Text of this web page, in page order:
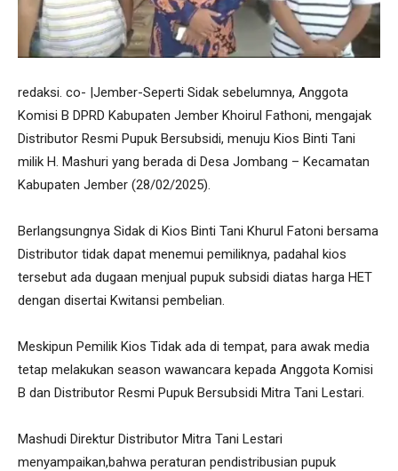
redaksi. co- |Jember-Seperti Sidak sebelumnya, Anggota
Komisi B DPRD Kabupaten Jember Khoirul Fathoni, mengajak
Distributor Resmi Pupuk Bersubsidi, menuju Kios Binti Tani
milik H. Mashuri yang berada di Desa Jombang – Kecamatan
Kabupaten Jember (28/02/2025).
Berlangsungnya Sidak di Kios Binti Tani Khurul Fatoni bersama
Distributor tidak dapat menemui pemiliknya, padahal kios
tersebut ada dugaan menjual pupuk subsidi diatas harga HET
dengan disertai Kwitansi pembelian.
Meskipun Pemilik Kios Tidak ada di tempat, para awak media
tetap melakukan season wawancara kepada Anggota Komisi
B dan Distributor Resmi Pupuk Bersubsidi Mitra Tani Lestari.
Mashudi Direktur Distributor Mitra Tani Lestari
menyampaikan,bahwa peraturan pendistribusian pupuk